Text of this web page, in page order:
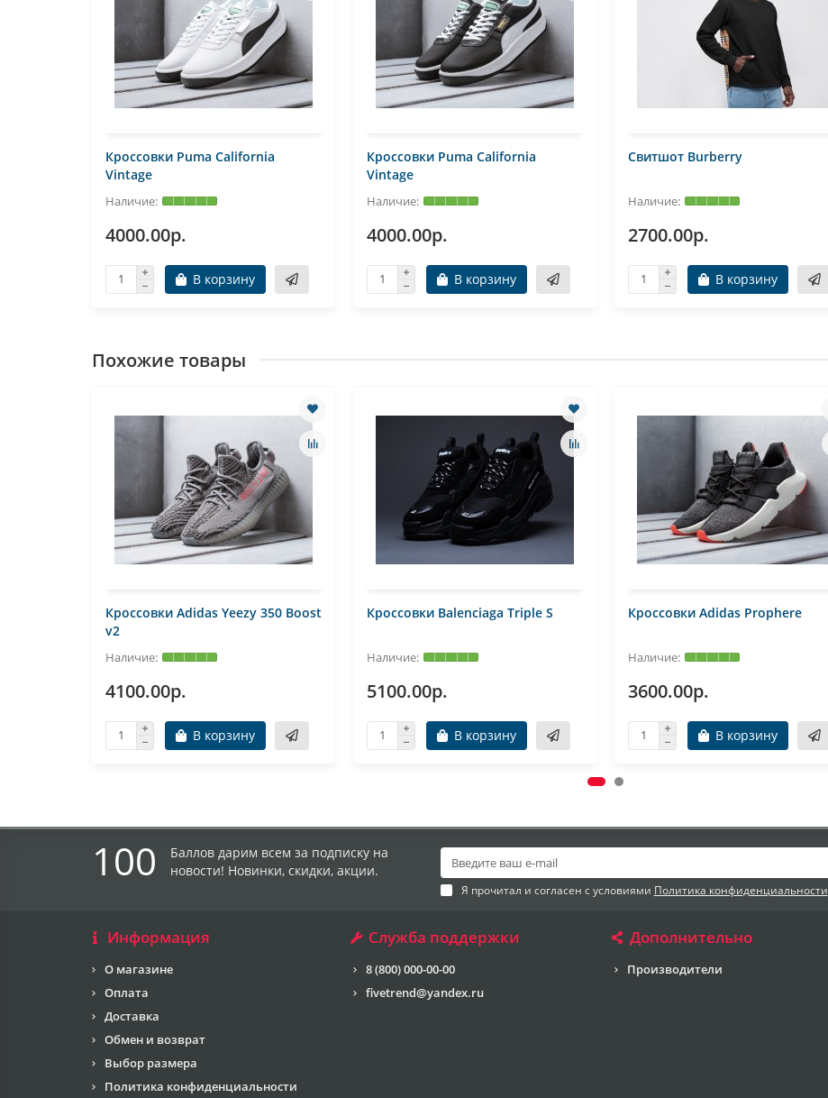
Кроссовки Puma California
Vintage
4000.00р.
В корзину
Кроссовки Puma California
Vintage
4000.00р.
В корзину
Свитшот Burberry
2700.00р.
В корзину
Похожие товары
Кроссовки Adidas Yeezy 350 Boost
v2
4100.00р.
В корзину
Кроссовки Balenciaga Triple S
5100.00р.
В корзину
Кроссовки Adidas Prophere
3600.00р.
В корзину
100
Баллов дарим всем за подписку на
новости! Новинки, скидки, акции.
Я прочитал и согласен с условиями Политика конфиденциальности
Информация
О магазине
Оплата
Доставка
Обмен и возврат
Выбор размера
Политика конфиденциальности
Служба поддержки
8 (800) 000-00-00
fivetrend@yandex.ru
Дополнительно
Производители